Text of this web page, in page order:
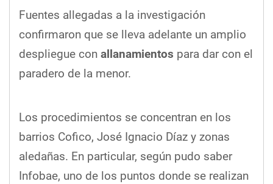
Fuentes allegadas a la investigación
confirmaron que se lleva adelante un amplio
despliegue con allanamientos para dar con el
paradero de la menor.
Los procedimientos se concentran en los
barrios Cofico, José Ignacio Díaz y zonas
aledañas. En particular, según pudo saber
Infobae, uno de los puntos donde se realizan